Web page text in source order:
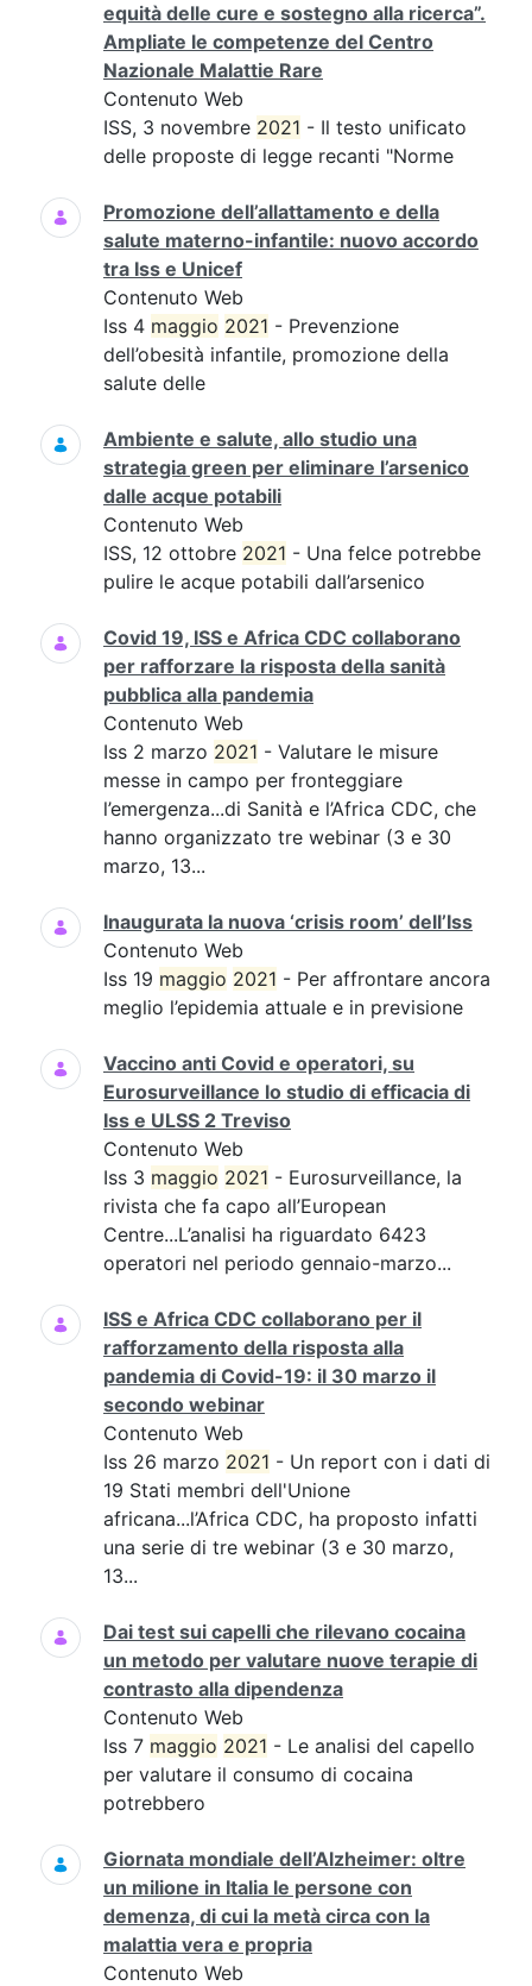
equità delle cure e sostegno alla ricerca”.
Ampliate le competenze del Centro
Nazionale Malattie Rare
Contenuto Web
ISS, 3 novembre 2021 - Il testo unificato
delle proposte di legge recanti "Norme
Promozione dell’allattamento e della
salute materno-infantile: nuovo accordo
tra Iss e Unicef
Contenuto Web
Iss 4 maggio 2021 - Prevenzione
dell’obesità infantile, promozione della
salute delle
Ambiente e salute, allo studio una
strategia green per eliminare l’arsenico
dalle acque potabili
Contenuto Web
ISS, 12 ottobre 2021 - Una felce potrebbe
pulire le acque potabili dall’arsenico
Covid 19, ISS e Africa CDC collaborano
per rafforzare la risposta della sanità
pubblica alla pandemia
Contenuto Web
Iss 2 marzo 2021 - Valutare le misure
messe in campo per fronteggiare
l’emergenza...di Sanità e l’Africa CDC, che
hanno organizzato tre webinar (3 e 30
marzo, 13...
Inaugurata la nuova ‘crisis room’ dell’Iss
Contenuto Web
Iss 19 maggio 2021 - Per affrontare ancora
meglio l’epidemia attuale e in previsione
Vaccino anti Covid e operatori, su
Eurosurveillance lo studio di efficacia di
Iss e ULSS 2 Treviso
Contenuto Web
Iss 3 maggio 2021 - Eurosurveillance, la
rivista che fa capo all’European
Centre...L’analisi ha riguardato 6423
operatori nel periodo gennaio-marzo...
ISS e Africa CDC collaborano per il
rafforzamento della risposta alla
pandemia di Covid-19: il 30 marzo il
secondo webinar
Contenuto Web
Iss 26 marzo 2021 - Un report con i dati di
19 Stati membri dell'Unione
africana...l’Africa CDC, ha proposto infatti
una serie di tre webinar (3 e 30 marzo,
13...
Dai test sui capelli che rilevano cocaina
un metodo per valutare nuove terapie di
contrasto alla dipendenza
Contenuto Web
Iss 7 maggio 2021 - Le analisi del capello
per valutare il consumo di cocaina
potrebbero
Giornata mondiale dell’Alzheimer: oltre
un milione in Italia le persone con
demenza, di cui la metà circa con la
malattia vera e propria
Contenuto Web